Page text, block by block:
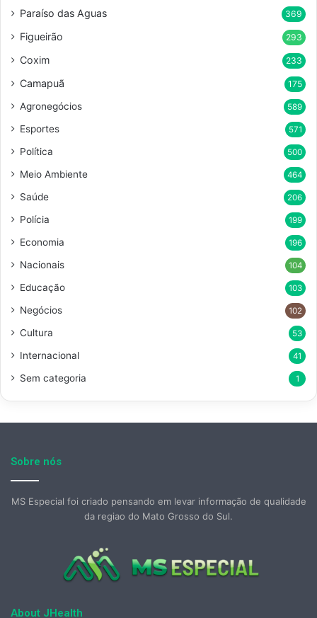
Paraíso das Aguas 369
Figueirão 293
Coxim 233
Camapuã 175
Agronegócios 589
Esportes 571
Política 500
Meio Ambiente 464
Saúde 206
Polícia 199
Economia 196
Nacionais 104
Educação 103
Negócios 102
Cultura 53
Internacional 41
Sem categoria 1
Sobre nós
MS Especial foi criado pensando em levar informação de qualidade
da regiao do Mato Grosso do Sul.
About JHealth